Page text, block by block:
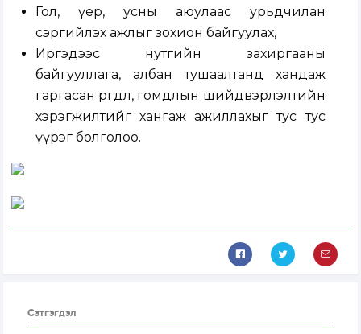
Гол, үер, усны аюулаас урьдчилан
сэргийлэх ажлыг зохион байгуулах,
Иргэдээс нутгийн захиргааны
байгууллага, албан тушаалтанд хандаж
гаргасан өргөдөл, гомдлын шийдвэрлэлтийн
хэрэгжилтийг хангаж ажиллахыг тус тус
үүрэг болголоо.
Сэтгэгдэл